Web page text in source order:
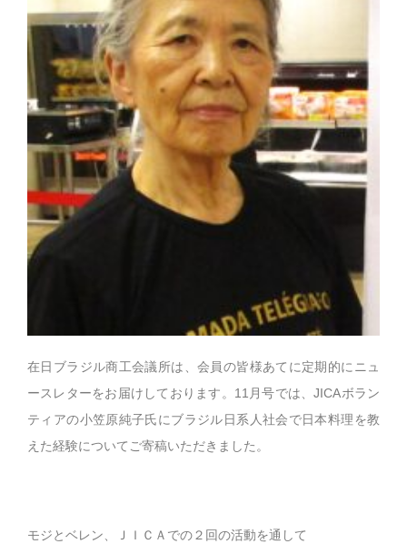
在日ブラジル商工会議所は、会員の皆様あてに定期的にニュ
ースレターをお届けしております。11月号では、JICAボラン
ティアの小笠原純子氏にブラジル日系人社会で日本料理を教
えた経験についてご寄稿いただきました。
モジとベレン、ＪＩＣＡでの２回の活動を通して